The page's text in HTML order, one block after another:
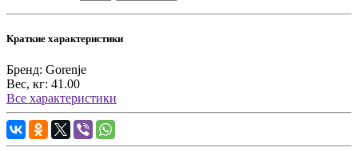
Краткие характеристики
Бренд: Gorenje
Вес, кг: 41.00
Все характеристики